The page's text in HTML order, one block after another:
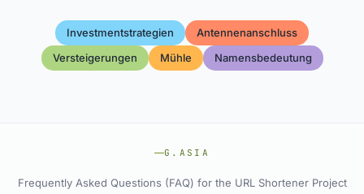
Investmentstrategien
Antennenanschluss
Versteigerungen
Mühle Namensbedeutung
G.ASIA
Frequently Asked Questions (FAQ) for the URL Shortener Project